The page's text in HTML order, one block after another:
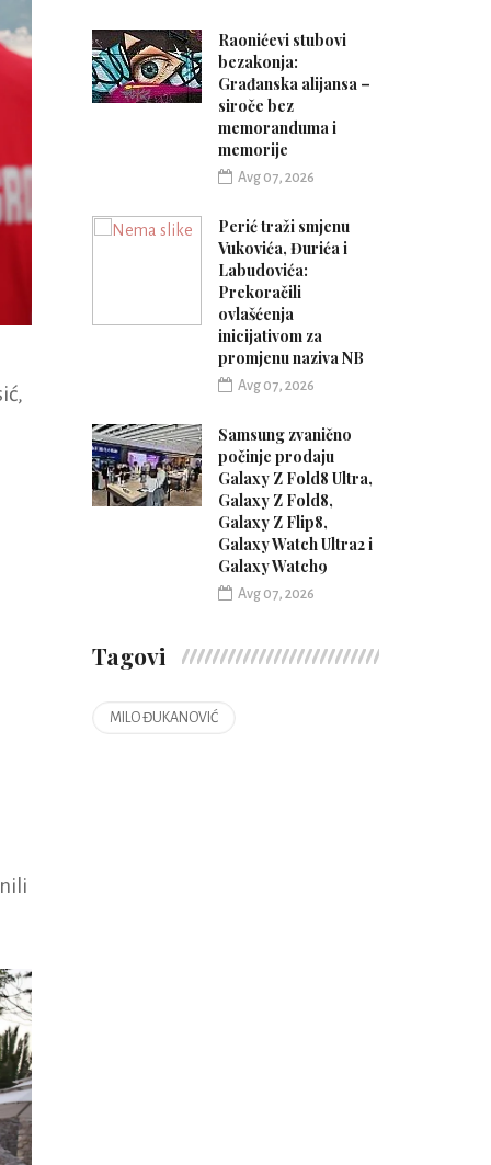
Raonićevi stubovi
bezakonja:
Građanska alijansa –
siroče bez
memoranduma i
memorije
Avg 07, 2026
Perić traži smjenu
Vukovića, Đurića i
Labudovića:
Prekoračili
ovlašćenja
inicijativom za
promjenu naziva NB
Avg 07, 2026
Samsung zvanično
počinje prodaju
Galaxy Z Fold8 Ultra,
Galaxy Z Fold8,
Galaxy Z Flip8,
Galaxy Watch Ultra2 i
Galaxy Watch9
Avg 07, 2026
Tagovi
MILO ĐUKANOVIĆ